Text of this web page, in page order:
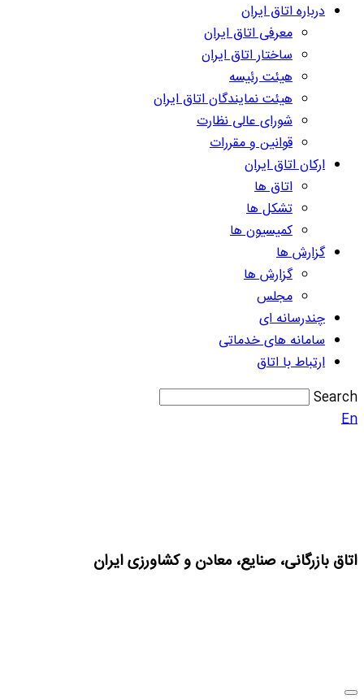
درباره اتاق ایران
معرفی اتاق ایران
ساختار اتاق ایران
هیئت رئیسه
هیئت نمایندگان اتاق ایران
شورای عالی نظارت
قوانین و مقررات
ارکان اتاق ایران
اتاق ها
تشکل ها
کمیسیون ها
گزارش ها
گزارش ها
مجلس
چندرسانه ای
سامانه های خدماتی
ارتباط با اتاق
Search
En
اتاق بازرگانی، صنایع، معادن و کشاورزی ایران